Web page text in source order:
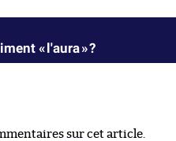
« l'aura » ?
sur cet article.